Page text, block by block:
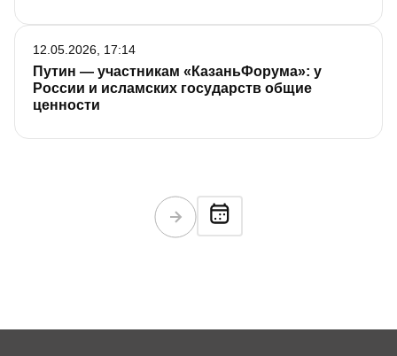
Путин — участникам «КазаньФорума»: у
России и исламских государств общие
ценности
12.05.2026, 17:14